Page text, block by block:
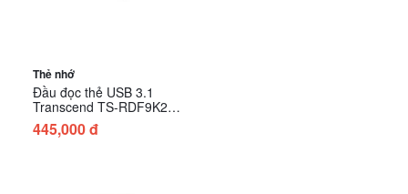
Thẻ nhớ
Đầu đọc thẻ USB 3.1
Transcend TS-RDF9K2
(Màu đen)
445,000 đ